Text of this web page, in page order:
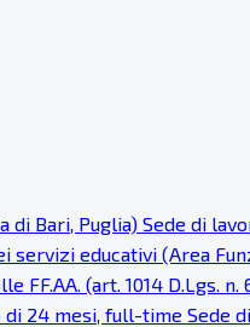
Bari, Puglia) Sede di
educativi (Area
(art. 1014 D.Lgs.
24 mesi, full-time Sede